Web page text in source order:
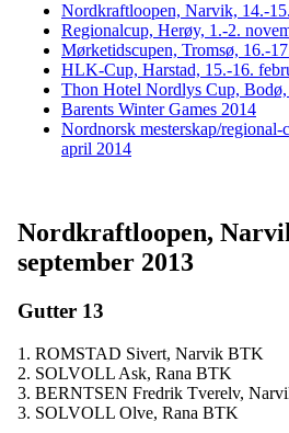
Nordkraftloopen, Narvik, 14.-
Regionalcup, Herøy, 1.-2.
Mørketidscupen, Tromsø, 16.-
HLK-Cup, Harstad, 15.-16.
Thon Hotel Nordlys Cup, Bodø,
Barents Winter Games 2014
Nordnorsk mesterskap/
april 2014
Nordkraftloopen,
september 2013
Gutter 13
1. ROMSTAD Sivert, Narvik BTK
2. SOLVOLL Ask, Rana BTK
3. BERNTSEN Fredrik Tverelv,
3. SOLVOLL Olve, Rana BTK